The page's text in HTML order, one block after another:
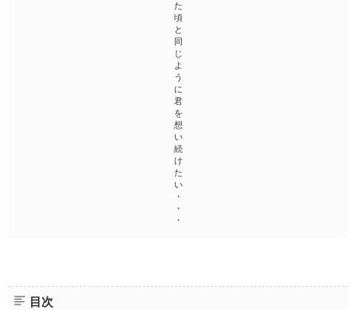
た
頃
と
同
じ
よ
う
に
君
を
想
い
続
け
た
い
・
・
・
目次